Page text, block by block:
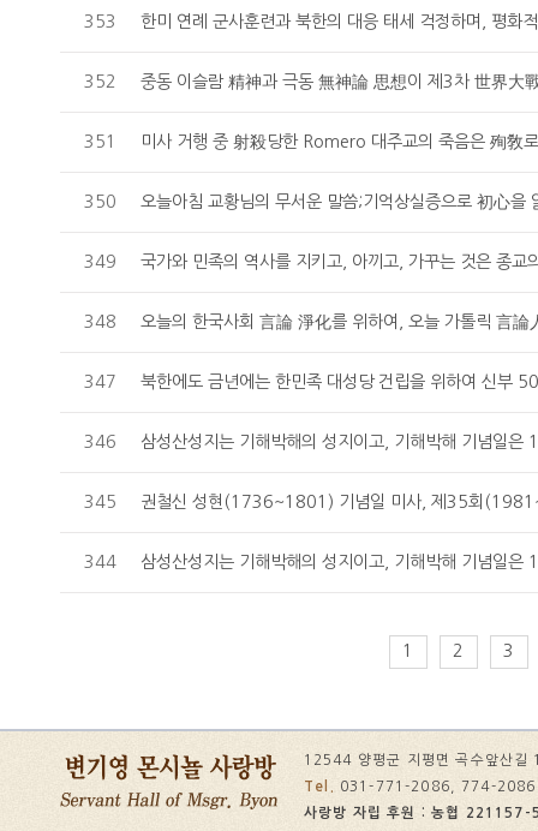
353 한미 연례 군사훈련과 북한의 대응 태세 걱정하며, 평화
352 중동 이슬람 精神과 극동 無神論 思想이 제3차 世界大
351 미사 거행 중 射殺당한 Romero 대주교의 죽음은 殉敎
350 오늘아침 교황님의 무서운 말씀;기억상실증으로 初心을
349 국가와 민족의 역사를 지키고, 아끼고, 가꾸는 것은 종교
348 오늘의 한국사회 言論 淨化를 위하여, 오늘 가톨릭 言
347 북한에도 금년에는 한민족 대성당 건립을 위하여 신부
346 삼성산성지는 기해박해의 성지이고, 기해박해 기념일은
345 권철신 성현(1736~1801) 기념일 미사, 제35회
344 삼성산성지는 기해박해의 성지이고, 기해박해 기념일은
1 2 3
12544 양평군 지평면 곡수앞산길
Tel.
031-771-2086, 774-
사랑방 자립 후원 : 농협